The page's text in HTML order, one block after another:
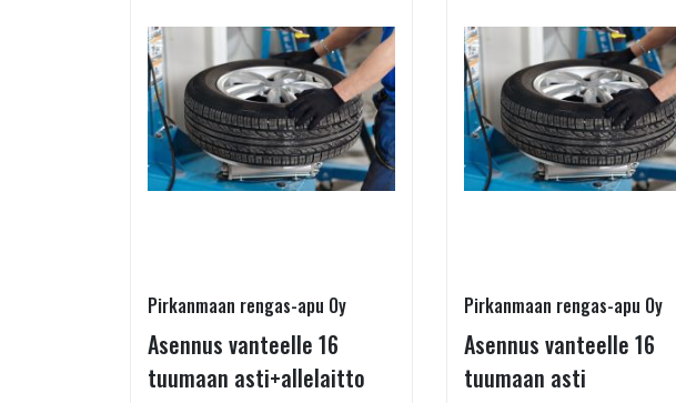
Pirkanmaan rengas-apu Oy
Asennus vanteelle 16
tuumaan asti+allelaitto
Pirkanmaan rengas-apu Oy
Asennus vanteelle 16
tuumaan asti